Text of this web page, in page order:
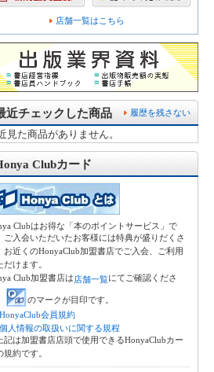
店舗一覧はこちら
履歴を残さない
近チェックした商品
見た商品がありません。
Clubカード
Clubはお得な「本のポイントサービス」で
ご入会いただいたお客様には特典が盛りだくさ
お近くのHonyaClub加盟書店でご入会、ご利用
だけます。
Club加盟書店は店舗一覧にてご確認くださ
のマークが目印です。
HonyaClub会員規約
個人情報の取扱いに関する規程
は加盟書店店頭で使用できるHonyaClubカー
規約です。